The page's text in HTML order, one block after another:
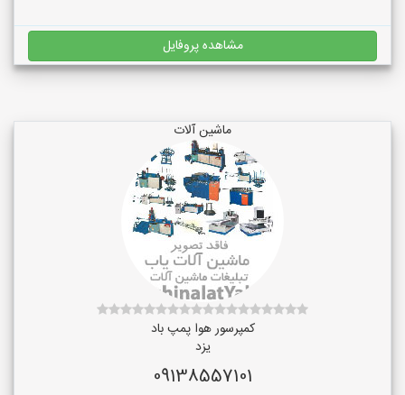
مشاهده پروفایل
ماشین آلات
کمپرسور هوا پمپ باد
یزد
09138557101